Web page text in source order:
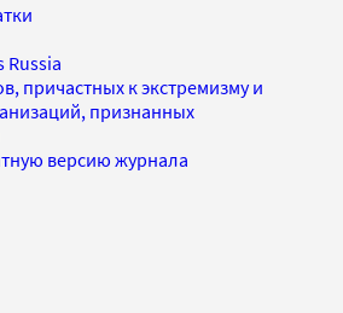
Russia
причастных к экстремизму и
признанных
версию журнала